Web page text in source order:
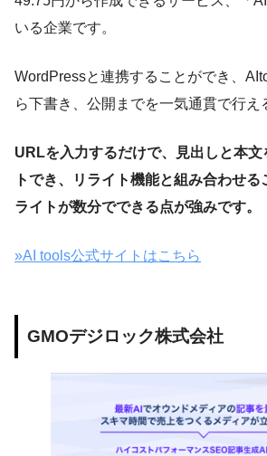
いる企業です。
WordPressと連携することができ、
ら下書き、公開までを一気通貫で行え
URLを入力するだけで、見出しと本
トでき、リライト機能と組み合わせる
ライトが数分でできる点が強みです。
»AI tools公式サイトはこちら
GMOデジロック株式会社